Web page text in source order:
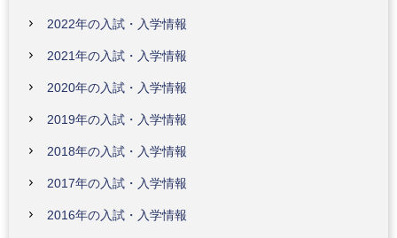
2022年の入試・入学情報
2021年の入試・入学情報
2020年の入試・入学情報
2019年の入試・入学情報
2018年の入試・入学情報
2017年の入試・入学情報
2016年の入試・入学情報